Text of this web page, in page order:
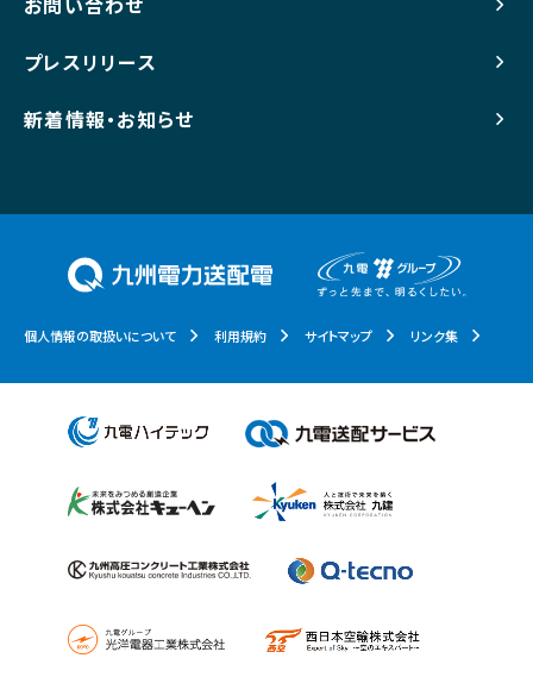
プレスリリース
新着情報・お知らせ
個人情報の取扱いについて 利用規約 サイトマップ リンク集